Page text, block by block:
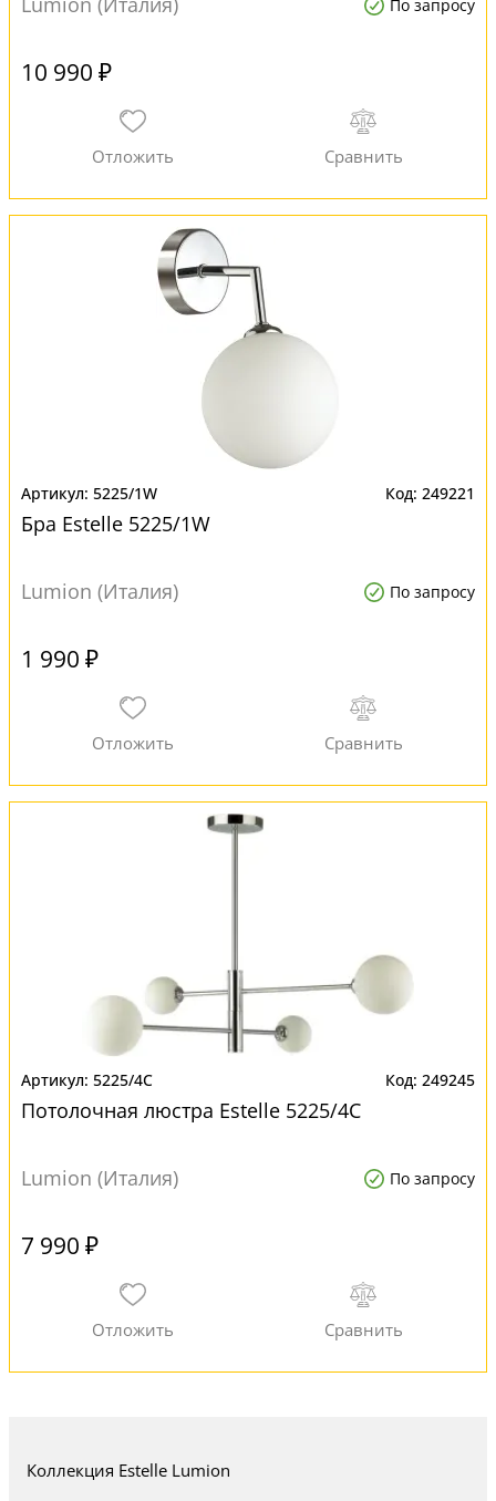
По запросу
10 990 ₽
5225/1W 249221
Бра Estelle 5225/1W
Lumion (Италия) По запросу
1 990 ₽
5225/4C 249245
Потолочная люстра Estelle 5225/4C
Lumion (Италия) По запросу
7 990 ₽
Коллекция Estelle Lumion